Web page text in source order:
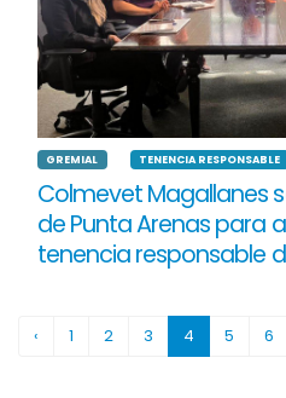
GREMIAL TENENCIA RESPONSABLE
Colmevet Magallanes
de Punta Arenas para
tenencia responsable
‹ 1 2 3 4 5 6